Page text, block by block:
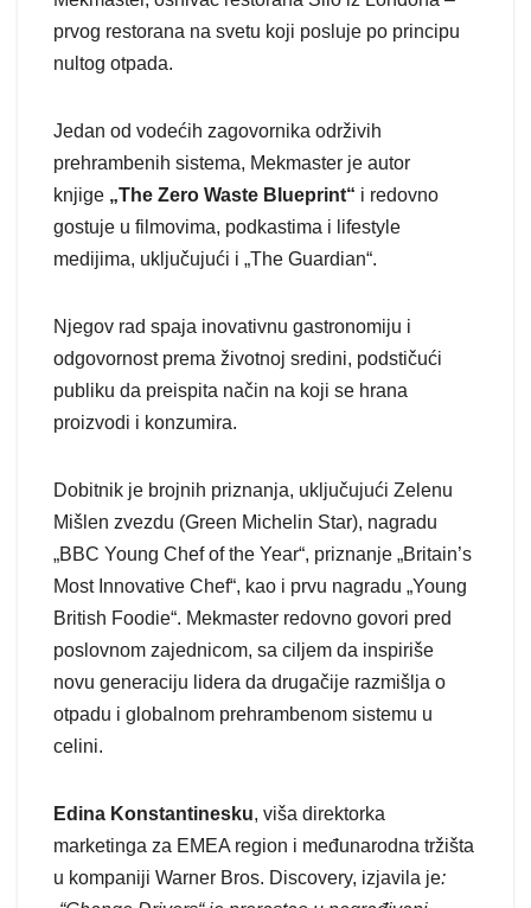
prvog restorana na svetu koji posluje po principu
nultog otpada.
Jedan od vodećih zagovornika održivih
prehrambenih sistema, Mekmaster je autor
knjige „The Zero Waste Blueprint“ i redovno
gostuje u filmovima, podkastima i lifestyle
medijima, uključujući i „The Guardian“.
Njegov rad spaja inovativnu gastronomiju i
odgovornost prema životnoj sredini, podstičući
publiku da preispita način na koji se hrana
proizvodi i konzumira.
Dobitnik je brojnih priznanja, uključujući Zelenu
Mišlen zvezdu (Green Michelin Star), nagradu
„BBC Young Chef of the Year“, priznanje „Britain’s
Most Innovative Chef“, kao i prvu nagradu „Young
British Foodie“. Mekmaster redovno govori pred
poslovnom zajednicom, sa ciljem da inspiriše
novu generaciju lidera da drugačije razmišlja o
otpadu i globalnom prehrambenom sistemu u
celini.
Edina Konstantinesku, viša direktorka
marketinga za EMEA region i međunarodna tržišta
u kompaniji Warner Bros. Discovery, izjavila je: